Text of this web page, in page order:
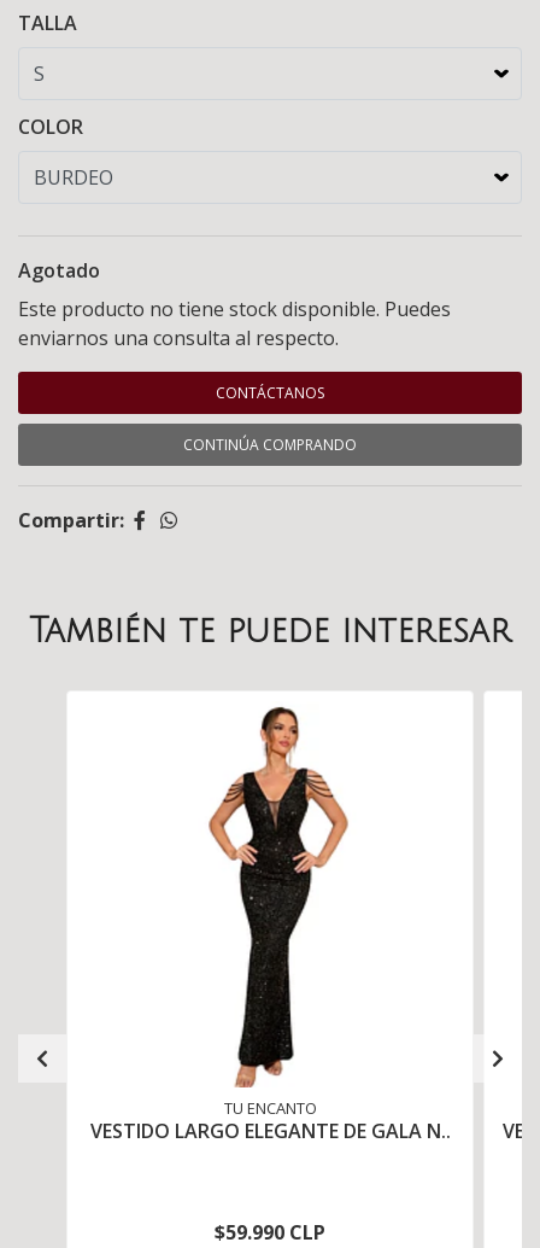
TALLA
COLOR
Agotado
Este producto no tiene stock disponible. Puedes
enviarnos una consulta al respecto.
CONTÁCTANOS
CONTINÚA COMPRANDO
Compartir:
También te puede interesar
TU ENCANTO
VESTIDO LARGO ELEGANTE DE GALA N..
$59.990 CLP